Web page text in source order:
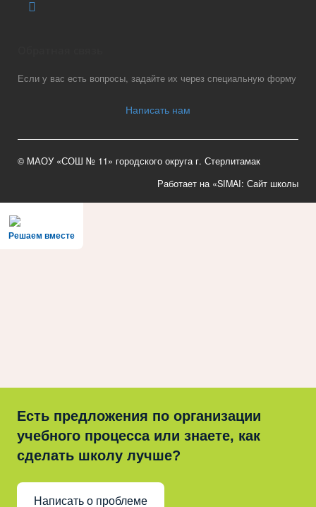
Если у вас есть вопросы, задайте их через специальную форму
Написать нам
© МАОУ «СОШ № 11» городского округа г. Стерлитамак
Работает на «SIMAI: Сайт школы
Решаем вместе
Есть предложения по организации
учебного процесса или знаете, как
сделать школу лучше?
Написать о проблеме